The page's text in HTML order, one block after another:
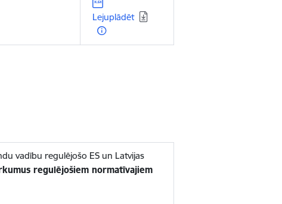
Lejuplādēt
vadību regulējošo ES un Latvijas
regulējošiem normatīvajiem